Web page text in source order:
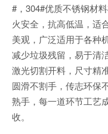
#，304#优质不锈钢材
火安全，抗高低温，适
美观，广泛适用于各种
减少垃圾残留，易于清
激光切割开料，尺寸精
圆滑不割手，传志环保
熟手，每一道环节工艺
收。